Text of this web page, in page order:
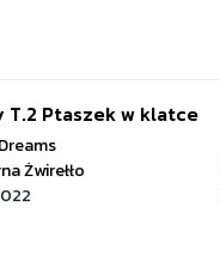
T.2 Ptaszek w klatce
Dreams
Żwirełło